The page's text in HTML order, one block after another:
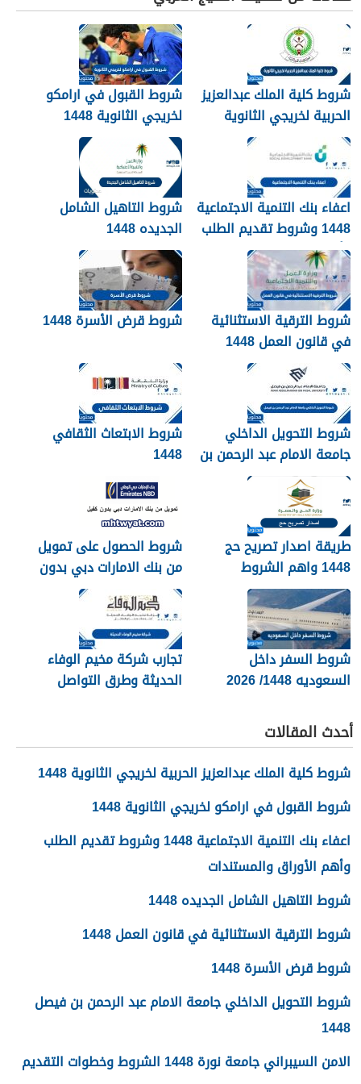
شروط كلية الملك عبدالعزيز
الحربية لخريجي الثانوية
1448
شروط القبول في ارامكو
لخريجي الثانوية 1448
اعفاء بنك التنمية الاجتماعية
1448 وشروط تقديم الطلب
وأهم الأوراق والمستندات
شروط التاهيل الشامل
الجديده 1448
شروط الترقية الاستثنائية
في قانون العمل 1448
شروط قرض الأسرة 1448
شروط التحويل الداخلي
جامعة الامام عبد الرحمن بن
فيصل 1448
شروط الابتعاث الثقافي
1448
طريقة اصدار تصريح حج
1448 واهم الشروط
المطلوبة بالتفصيل
شروط الحصول على تمويل
من بنك الامارات دبي بدون
كفيل 1448
شروط السفر داخل
السعوديه 1448/ 2026
تجارب شركة مخيم الوفاء
الحديثة وطرق التواصل
أحدث المقالات
شروط كلية الملك عبدالعزيز الحربية لخريجي الثانوية 1448
شروط القبول في ارامكو لخريجي الثانوية 1448
اعفاء بنك التنمية الاجتماعية 1448 وشروط تقديم الطلب
وأهم الأوراق والمستندات
شروط التاهيل الشامل الجديده 1448
شروط الترقية الاستثنائية في قانون العمل 1448
شروط قرض الأسرة 1448
شروط التحويل الداخلي جامعة الامام عبد الرحمن بن فيصل
1448
الامن السيبراني جامعة نورة 1448 الشروط وخطوات التقديم